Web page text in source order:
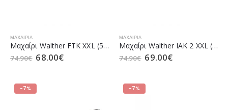
ΜΑΧΑΊΡΙΑ
Μαχαίρι Walther FTK XXL (5.0833)
74.90€ 68.00€
ΜΑΧΑΊΡΙΑ
Μαχαίρι Walther IAΚ 2 XXL (5.0837)
74.90€ 69.00€
-7% -7%